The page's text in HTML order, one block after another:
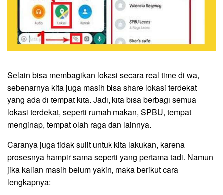
Selain bisa membagikan lokasi secara real time di wa,
sebenarnya kita juga masih bisa share lokasi terdekat
yang ada di tempat kita. Jadi, kita bisa berbagi semua
lokasi terdekat, seperti rumah makan, SPBU, tempat
menginap, tempat olah raga dan lainnya.
Caranya juga tidak sulit untuk kita lakukan, karena
prosesnya hampir sama seperti yang pertama tadi. Namun
jika kalian masih belum yakin, maka berikut cara
lengkapnya: